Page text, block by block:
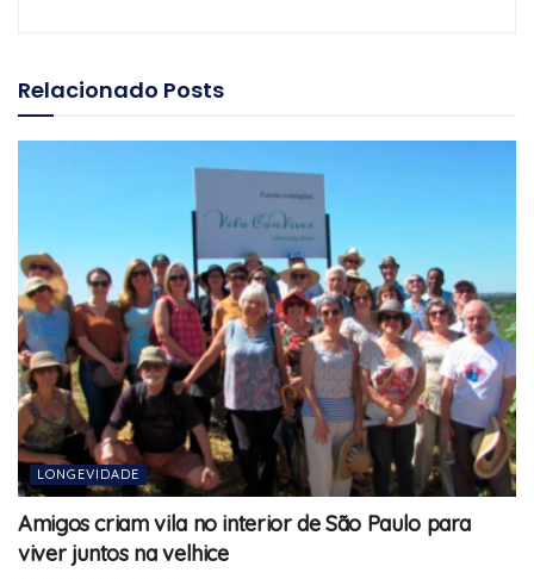
Relacionado Posts
LONGEVIDADE
Amigos criam vila no interior de São Paulo para
viver juntos na velhice